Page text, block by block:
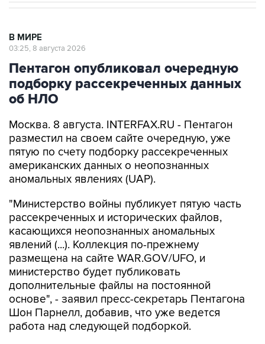
В МИРЕ
03:25, 8 августа 2026
Пентагон опубликовал очередную
подборку рассекреченных данных
об НЛО
Москва. 8 августа. INTERFAX.RU - Пентагон
разместил на своем сайте очередную, уже
пятую по счету подборку рассекреченных
американских данных о неопознанных
аномальных явлениях (UAP).
"Министерство войны публикует пятую часть
рассекреченных и исторических файлов,
касающихся неопознанных аномальных
явлений (...). Коллекция по-прежнему
размещена на сайте WAR.GOV/UFO, и
министерство будет публиковать
дополнительные файлы на постоянной
основе", - заявил пресс-секретарь Пентагона
Шон Парнелл, добавив, что уже ведется
работа над следующей подборкой.